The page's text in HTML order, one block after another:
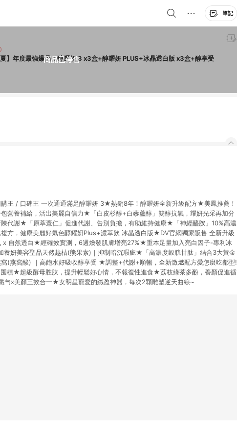
筆記
商品已停售
夏】年度最強爆品！醇耀妍 3 x3盒+醇耀妍 PLUS+冰晶透白版 x3盒+醇享受
王 / 口碑王 一次通通滿足醇耀妍 3★熱銷8年！醇耀妍全新升級配方★美鳳推薦！
營養補給，活出美麗自信力★「白皮杉醇+白藜蘆醇」雙醇抗氧，耀妍光采再加分
代謝★「原萃薏仁」促進代謝、告別負擔，有助維持健康★「神經醯胺」10%高濃
方，健康美麗好氣色醇耀妍Plus+濃萃飲 冰晶透白版★DV官網獨家販售 全新升級
x 自然透白★經確效實測，6週煥發肌膚增亮27%★重本足量加入亮白因子-專利冰
妍美容聖品天然越桔(熊果素)｜抑制暗沉瑕疵★「高濃度穀胱甘肽」結合3大黃金
(燕窩酸) ｜高飽水好吸收醇享受 ★調整+代謝+順暢，全新激燃配方愛怎麼吃都型!
積★超級酵母胜肽，提升輕鬆好心情，不報復性進食★荔枝綠茶多酚，養顏促進循
x美顏三效合一★女明星寵愛的纖盈神器，每次2顆雕塑逆天曲線~